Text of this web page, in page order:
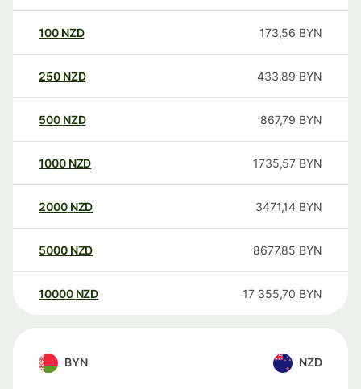
100 NZD 173,56 BYN
250 NZD 433,89 BYN
500 NZD 867,79 BYN
1000 NZD 1735,57 BYN
2000 NZD 3471,14 BYN
5000 NZD 8677,85 BYN
10000 NZD 17 355,70 BYN
BYN NZD